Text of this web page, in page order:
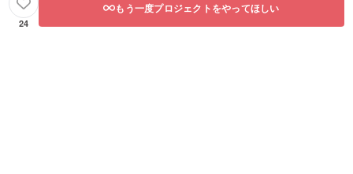
ないよ
24
もう一度プロジェクトをやってほしい